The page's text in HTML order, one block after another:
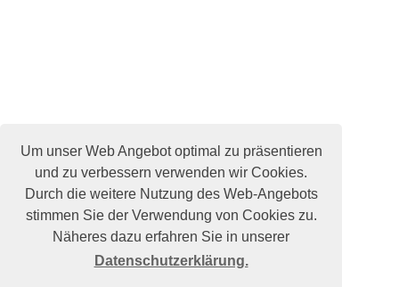
Um unser Web Angebot optimal zu präsentieren
und zu verbessern verwenden wir Cookies.
Durch die weitere Nutzung des Web-Angebots
stimmen Sie der Verwendung von Cookies zu.
Näheres dazu erfahren Sie in unserer
Datenschutzerklärung.